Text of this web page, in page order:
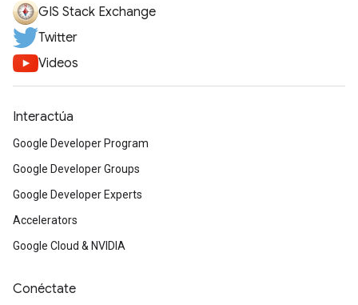
GIS Stack Exchange
Twitter
Videos
Interactúa
Google Developer Program
Google Developer Groups
Google Developer Experts
Accelerators
Google Cloud & NVIDIA
Conéctate